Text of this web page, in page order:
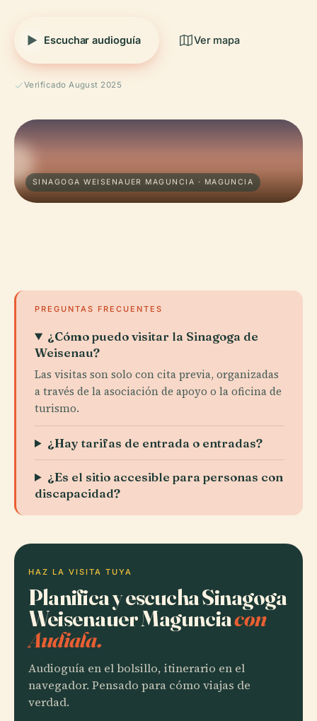
Escuchar audioguía Ver mapa
Verificado August 2025
SINAGOGA WEISENAUER MAGUNCIA · MAGUNCIA
PREGUNTAS FRECUENTES
¿Cómo puedo visitar la Sinagoga de
Weisenau?
Las visitas son solo con cita previa, organizadas
a través de la asociación de apoyo o la oficina de
turismo.
¿Hay tarifas de entrada o entradas?
¿Es el sitio accesible para personas con
discapacidad?
HAZ LA VISITA TUYA
Planifica y escucha Sinagoga
Weisenauer Magunciacon
Audiala.
Audioguía en el bolsillo, itinerario en el
navegador. Pensado para cómo viajas de
verdad.